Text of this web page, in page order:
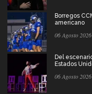
Borregos
americano
06 Agosto 2026
Del
Estados
06 Agosto 2026